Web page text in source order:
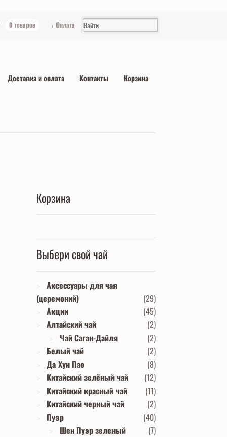
0 товаров Оплата
Доставка и оплата Контакты Корзина
Корзина
Выбери свой чай
Аксессуары для чая
(церемоний)
(29)
Акции
(45)
Алтайский чай
(2)
Чай Саган-Дайля
(2)
Белый чай
(2)
Да Хун Пао
(8)
Китайский зелёный чай
(12)
Китайский красный чай
(11)
Китайский черный чай
(2)
Пуэр
(40)
Шен Пуэр зеленый
(7)